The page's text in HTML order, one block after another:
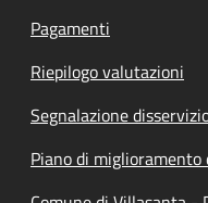
Pagamenti
Riepilogo valutazioni
Segnalazione
Piano di miglioramento